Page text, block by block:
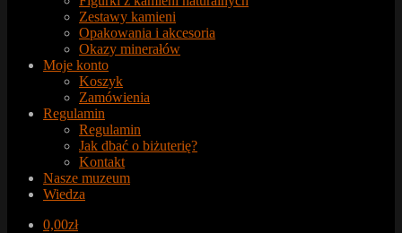
Zestawy kamieni
Opakowania i akcesoria
Okazy minerałów
Moje konto
Koszyk
Zamówienia
Regulamin
Regulamin
Jak dbać o biżuterię?
Kontakt
Nasze muzeum
Wiedza
0,00zł